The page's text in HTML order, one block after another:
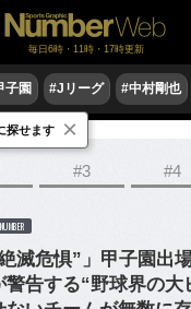
毎日6時・11時・17時更新
子園 #Jリーグ #中村剛也
#3 #4
滅危惧”」甲子園出
警告する“野球界の大
探せます ×